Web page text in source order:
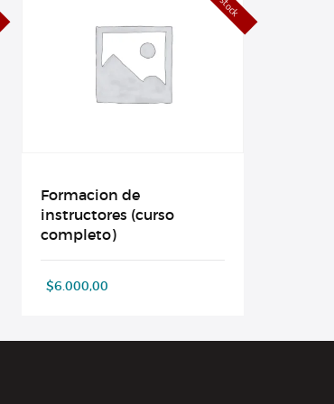
Formacion de
instructores (curso
completo)
$6.000,00